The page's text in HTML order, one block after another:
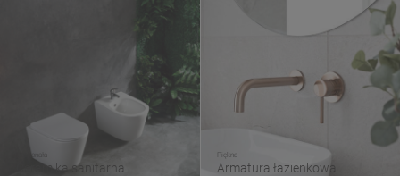
Doskonała
Ceramika sanitarna
Piękna
Armatura łazienkowa